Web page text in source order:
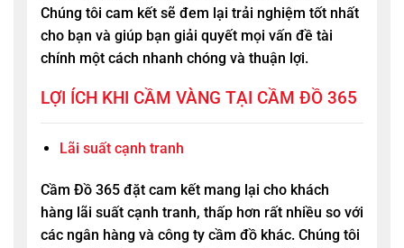
Chúng tôi cam kết sẽ đem lại trải nghiệm tốt nhất
cho bạn và giúp bạn giải quyết mọi vấn đề tài
chính một cách nhanh chóng và thuận lợi.
LỢI ÍCH KHI CẦM VÀNG TẠI CẦM ĐỒ 365
Lãi suất cạnh tranh
Cầm Đồ 365 đặt cam kết mang lại cho khách
hàng lãi suất cạnh tranh, thấp hơn rất nhiều so với
các ngân hàng và công ty cầm đồ khác. Chúng tôi